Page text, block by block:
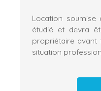
Location soumise
étudié et devra
propriétaire avant
situation